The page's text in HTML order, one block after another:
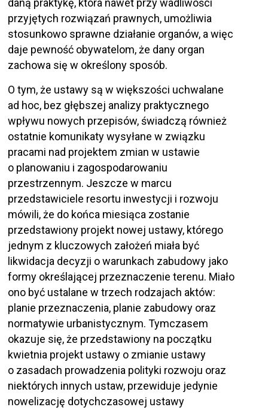
daną praktykę, która nawet przy wadliwości
przyjętych rozwiązań prawnych, umożliwia
stosunkowo sprawne działanie organów, a więc
daje pewność obywatelom, że dany organ
zachowa się w określony sposób.
O tym, że ustawy są w większości uchwalane
ad hoc, bez głębszej analizy praktycznego
wpływu nowych przepisów, świadczą również
ostatnie komunikaty wysyłane w związku
pracami nad projektem zmian w ustawie
o planowaniu i zagospodarowaniu
przestrzennym. Jeszcze w marcu
przedstawiciele resortu inwestycji i rozwoju
mówili, że do końca miesiąca zostanie
przedstawiony projekt nowej ustawy, którego
jednym z kluczowych założeń miała być
likwidacja decyzji o warunkach zabudowy jako
formy określającej przeznaczenie terenu. Miało
ono być ustalane w trzech rodzajach aktów:
planie przeznaczenia, planie zabudowy oraz
normatywie urbanistycznym. Tymczasem
okazuje się, że przedstawiony na początku
kwietnia projekt ustawy o zmianie ustawy
o zasadach prowadzenia polityki rozwoju oraz
niektórych innych ustaw, przewiduje jedynie
nowelizację dotychczasowej ustawy